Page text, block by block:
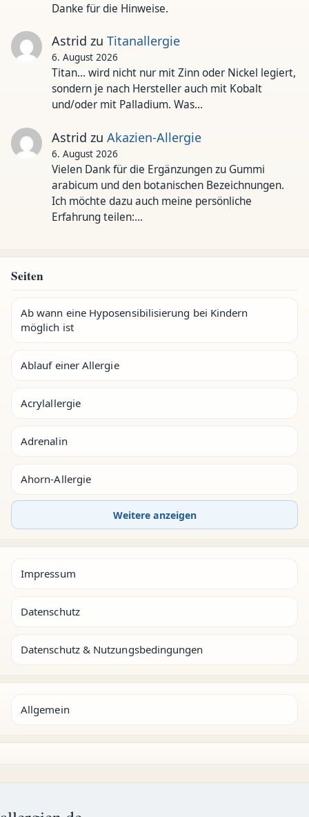
Danke für die Hinweise.
Astrid zu Titanallergie
6. August 2026
Titan... wird nicht nur mit Zinn oder Nickel legiert,
sondern je nach Hersteller auch mit Kobalt
und/oder mit Palladium. Was…
Astrid zu Akazien-Allergie
6. August 2026
Vielen Dank für die Ergänzungen zu Gummi
arabicum und den botanischen Bezeichnungen.
Ich möchte dazu auch meine persönliche
Erfahrung teilen:…
Seiten
Ab wann eine Hyposensibilisierung bei Kindern
möglich ist
Ablauf einer Allergie
Acrylallergie
Adrenalin
Ahorn-Allergie
Weitere anzeigen
Impressum
Datenschutz
Datenschutz & Nutzungsbedingungen
Allgemein